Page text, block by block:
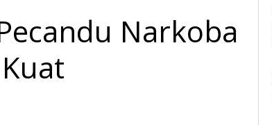
Narkoba